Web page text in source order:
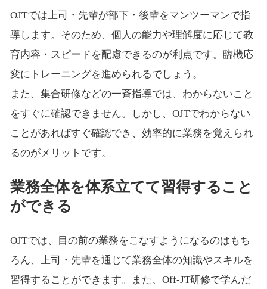
OJTでは上司・先輩が部下・後輩をマンツーマンで指
導します。そのため、個人の能力や理解度に応じて教
育内容・スピードを配慮できるのが利点です。臨機応
変にトレーニングを進められるでしょう。
また、集合研修などの一斉指導では、わからないこと
をすぐに確認できません。しかし、OJTでわからない
ことがあればすぐ確認でき、効率的に業務を覚えられ
るのがメリットです。
業務全体を体系立てて習得すること
ができる
OJTでは、目の前の業務をこなすようになるのはもち
ろん、上司・先輩を通じて業務全体の知識やスキルを
習得することができます。また、Off-JT研修で学んだ